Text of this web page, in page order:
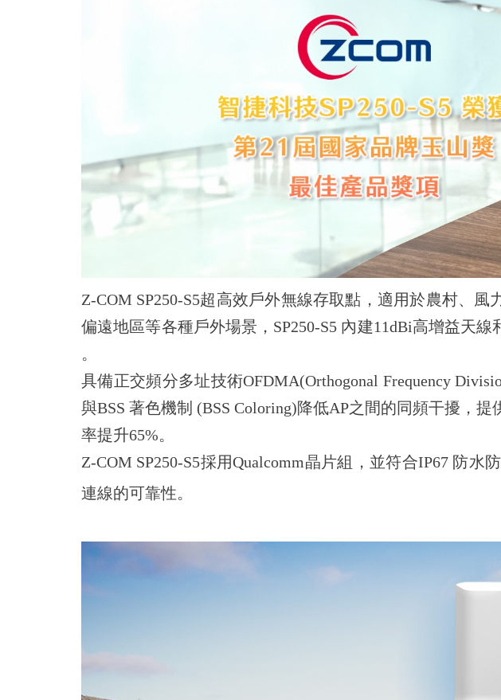
Z-COM SP250-S5超高效戶外無線存取點，適用於農村、風
偏遠地區等各種戶外場景，SP250-S5 內建11dBi高增益天
。
具備正交頻分多址技術OFDMA(Orthogonal Frequency
與BSS 著色機制 (BSS Coloring)降低AP之間的同頻干擾，
率提升65%。
Z-COM SP250-S5採用Qualcomm晶片組，並符合IP67 防
連線的可靠性。